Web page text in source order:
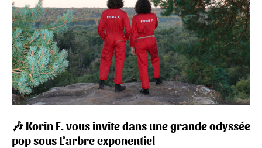
🎶 Korin F. vous invite dans une grande odyssée
pop sous L’arbre exponentiel